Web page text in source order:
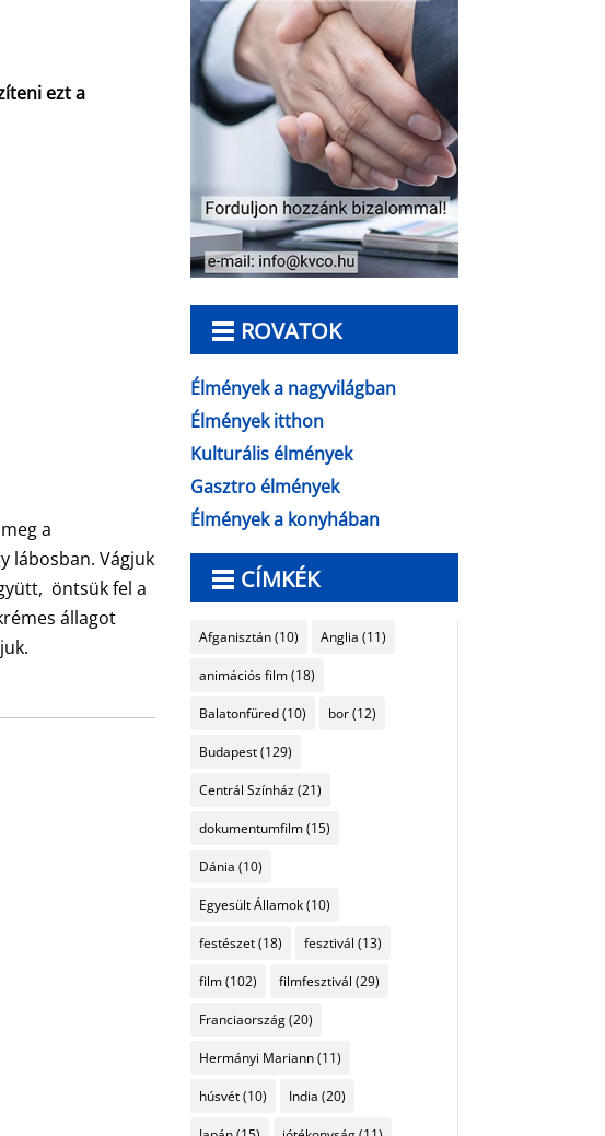
ezt a
a
lábosban. Vágjuk
öntsük fel a
állagot
ROVATOK
Élmények a nagyvilágban
Élmények itthon
Kulturális élmények
Gasztro élmények
Élmények a konyhában
CÍMKÉK
Afganisztán(10) Anglia (11)
animációs film(18)
Balatonfüred(10) bor(12)
Budapest(129)
Centrál Színház(21)
dokumentumfilm(15)
Dánia (10)
Egyesült Államok(10)
festészet(18) fesztivál (13)
film(102) filmfesztivál (29)
Franciaország(20)
Hermányi Mariann(11)
húsvét(10) India (20)